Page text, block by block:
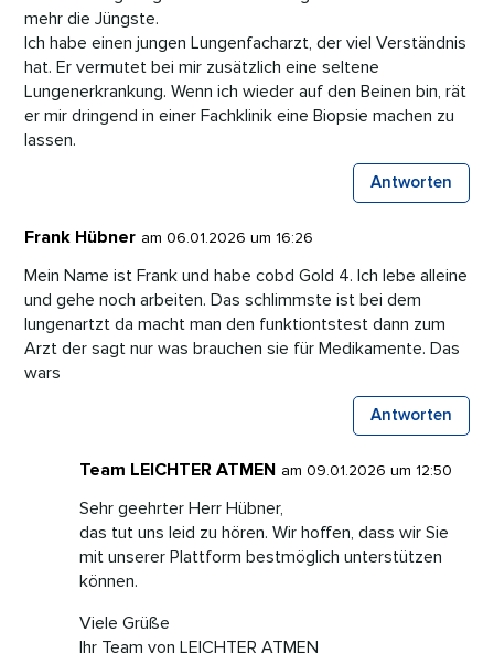
mehr die Jüngste.
Ich habe einen jungen Lungenfacharzt, der viel Verständnis
hat. Er vermutet bei mir zusätzlich eine seltene
Lungenerkrankung. Wenn ich wieder auf den Beinen bin, rät
er mir dringend in einer Fachklinik eine Biopsie machen zu
lassen.
Antworten
Frank Hübner am 06.01.2026 um 16:26
Mein Name ist Frank und habe cobd Gold 4. Ich lebe alleine
und gehe noch arbeiten. Das schlimmste ist bei dem
lungenartzt da macht man den funktiontstest dann zum
Arzt der sagt nur was brauchen sie für Medikamente. Das
wars
Antworten
Team LEICHTER ATMEN am 09.01.2026 um 12:50
Sehr geehrter Herr Hübner,
das tut uns leid zu hören. Wir hoffen, dass wir Sie
mit unserer Plattform bestmöglich unterstützen
können.
Viele Grüße
Ihr Team von LEICHTER ATMEN